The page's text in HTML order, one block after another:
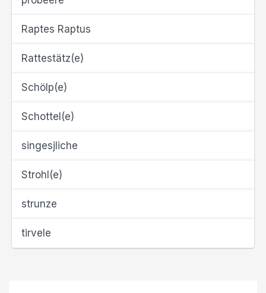
Raptes Raptus
Rattestätz(e)
Schölp(e)
Schottel(e)
singesjliche
Strohl(e)
strunze
tirvele